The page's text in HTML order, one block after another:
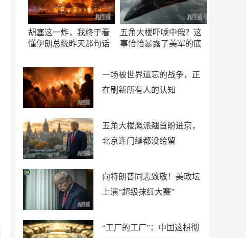
胡塞这一炸，我终于看
懂伊朗总统昨天那句话
五角大楼吓唬中俄？这
事恰恰暴露了美军的底
一场被世界遗忘的战争，正
在刷新所有人的认知
五角大楼鹰派翘首盼进京，
北京连门缝都没给留
向特朗普同志致敬！美政坛
上演“超级抹红大赛”
“工厂的工厂”：中国这棋彻